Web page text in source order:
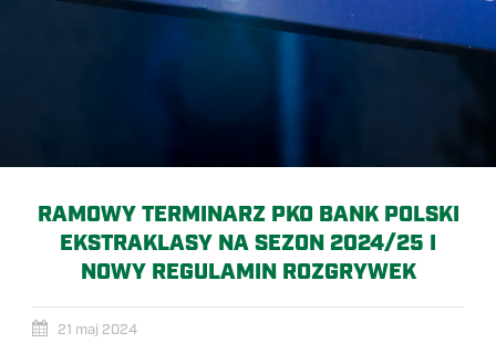
RAMOWY TERMINARZ PKO BANK POLSKI
EKSTRAKLASY NA SEZON 2024/25 I
NOWY REGULAMIN ROZGRYWEK
21 maj 2024